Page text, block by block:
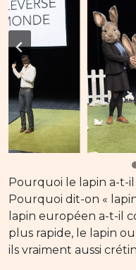
Pourquoi le lapin a-t-
Pourquoi dit-on «
lapin européen a-t-il
plus rapide, le lapin
ils vraiment aussi